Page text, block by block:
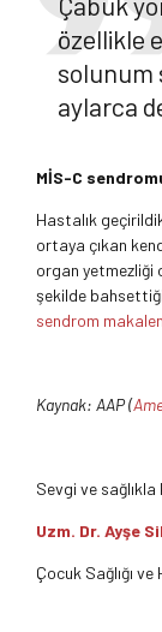
özellikle
solunum
aylarca
MİS-C
Hastalık
ortaya çıkan
organ yetmezliği
şekilde
sendrom
Kaynak: AAP (
Sevgi ve sağlıkla
Uzm. Dr. Ayşe
Çocuk Sağlığı ve